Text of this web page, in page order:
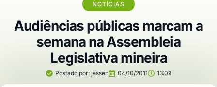
NOTÍCIAS
Audiências públicas marcam a
semana na Assembleia
Legislativa mineira
Postado por:jessen 04/10/2011 13:09